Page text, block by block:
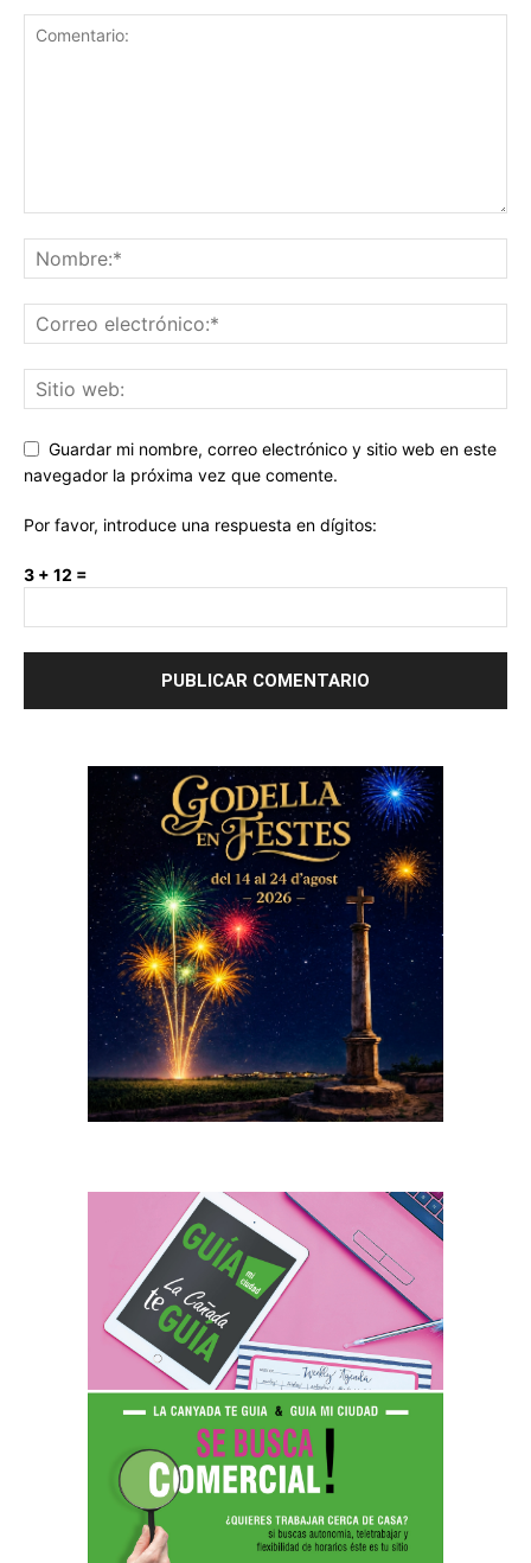
Guardar mi nombre, correo electrónico y sitio web en este
navegador la próxima vez que comente.
Por favor, introduce una respuesta en dígitos:
3 + 12 =